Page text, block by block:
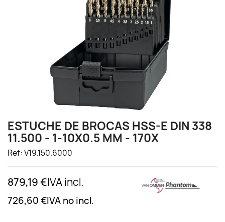
ESTUCHE DE BROCAS HSS-E DIN 338
11.500 - 1-10X0.5 MM - 170X
Ref: V19.150.6000
879,19 €IVA incl.
726,60 €IVA no incl.